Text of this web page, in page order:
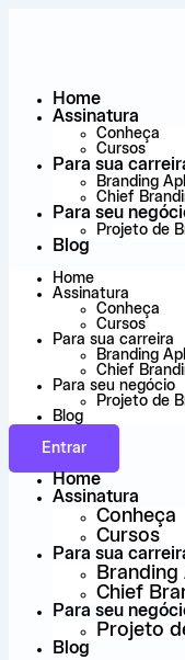
Home
Assinatura
Conheça
Cursos
Para sua
Branding
Chief
Para seu
Projeto de
Blog
Home
Assinatura
Conheça
Cursos
Para sua carreira
Branding
Chief
Para seu negócio
Projeto de
Blog
Entrar
Home
Assinatura
Conheça
Cursos
Para sua
Branding
Chief
Para seu
Projeto
Blog